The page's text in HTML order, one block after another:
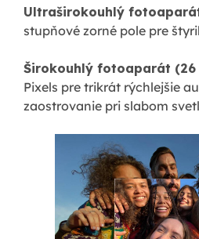
Ultraširokouhlý
stupňové zorné pole pre
Širokouhlý fotoaparát (26
Pixels pre trikrát rýchlejšie
zaostrovanie pri slabom